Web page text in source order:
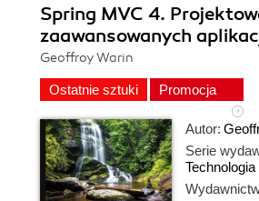
Spring MVC 4.
zaawansowanych
Geoffroy Warin
Ostatnie sztuki Promocja
Autor:
Serie